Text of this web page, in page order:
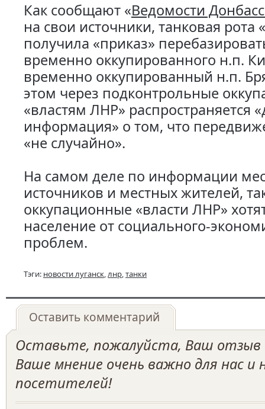
Как сообщают «Ведомости
на свои источники, танковая рота
получила «приказ»
временно оккупированного н.п.
временно оккупированный н.п.
этом через подконтрольные
«властям ЛНР» распространяется
информация» о том, что
«не случайно».
На самом деле по информации
источников и местных жителей,
оккупационные «власти ЛНР»
население от социального-
проблем.
Тэги: новости луганск,лнр,танки
Оставить комментарий
Оставьте, пожалуйста, Ваш отзыв
Ваше мнение очень важно для нас и
посетителей!